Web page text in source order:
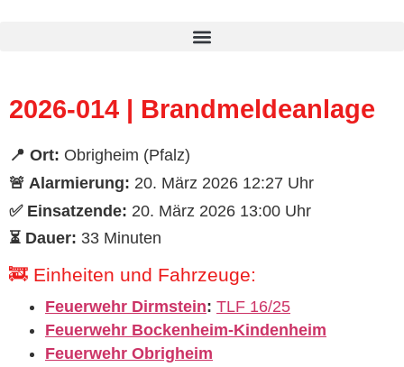
2026-014 | Brandmeldeanlage
📍 Ort: Obrigheim (Pfalz)
🚨 Alarmierung: 20. März 2026 12:27 Uhr
✅ Einsatzende: 20. März 2026 13:00 Uhr
⏳ Dauer: 33 Minuten
🚒 Einheiten und Fahrzeuge:
Feuerwehr Dirmstein: TLF 16/25
Feuerwehr Bockenheim-Kindenheim
Feuerwehr Obrigheim